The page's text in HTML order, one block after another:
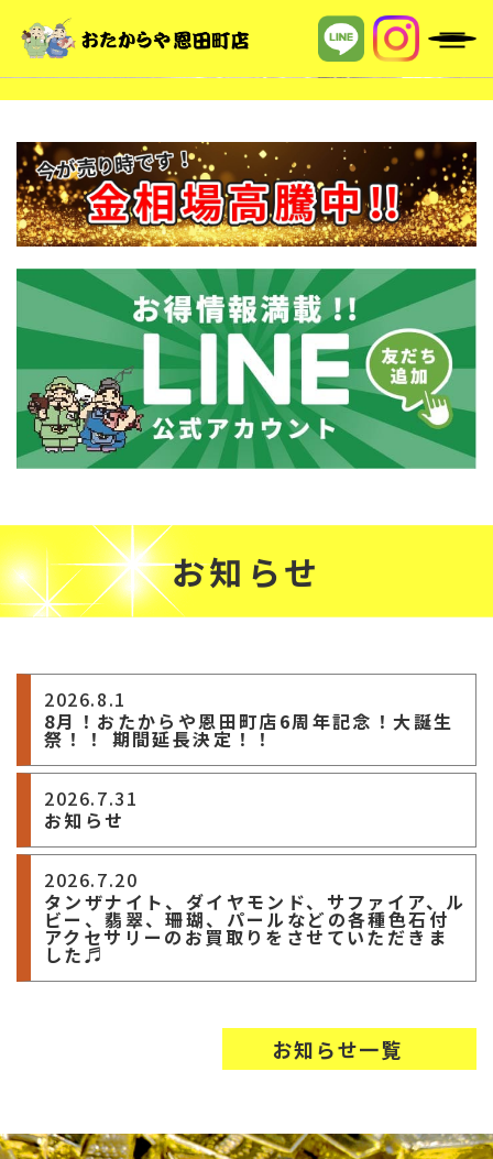
お知らせ
2026.8.1
8月！おたからや恩田町店6周年記念！大誕生
祭！！ 期間延長決定！！
2026.7.31
お知らせ
2026.7.20
タンザナイト、ダイヤモンド、サファイア、ル
ビー、翡翠、珊瑚、パールなどの各種色石付
アクセサリーのお買取りをさせていただきま
した♬
お知らせ一覧